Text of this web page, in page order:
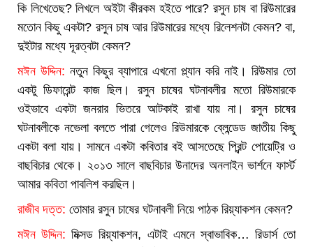
কি লিখেতেছ? লিখলে অইটা কীরকম হইতে পারে? রসুন চাষ বা রিউমারের
মতোন কিছু একটা? রসুন চাষ আর রিউমারের মধ্যে রিলেশনটা কেমন? বা,
দুইটার মধ্যে দূরত্বটা কেমন?
মঈন উদ্দিন: নতুন কিছুর ব্যাপারে এখনো প্ল্যান করি নাই। রিউমার তো
একটু ডিফারেন্ট কাজ ছিল। রসুন চাষের ঘটনাবলীর মতো রিউমারকে
ওইভাবে একটা জনরার ভিতরে আটকাই রাখা যায় না। রসুন চাষের
ঘটনাবলীকে নভেলা বলতে পারা গেলেও রিউমারকে ব্লেন্ডেড জাতীয় কিছু
একটা বলা যায়। সামনে একটা কবিতার বই আসতেছে প্রিন্ট পোয়েট্রি ও
বাছবিচার থেকে। ২০১৩ সালে বাছবিচার উনাদের অনলাইন ভার্শনে ফার্স্ট
আমার কবিতা পাবলিশ করছিল।
রাজীব দত্ত: তোমার রসুন চাষের ঘটনাবলী নিয়ে পাঠক রিয়্যাকশন কেমন?
মঈন উদ্দিন: মিক্সড রিয়্যাকশন, এটাই এমনে স্বাভাবিক… রিডার্স তো